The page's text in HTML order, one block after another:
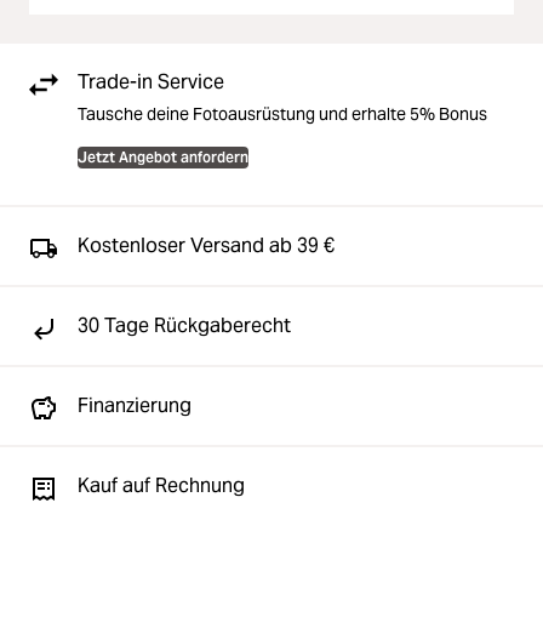
Trade-in Service
Tausche deine Fotoausrüstung und erhalte 5% Bonus
Jetzt Angebot anfordern
Kostenloser Versand ab 39 €
30 Tage Rückgaberecht
Finanzierung
Kauf auf Rechnung